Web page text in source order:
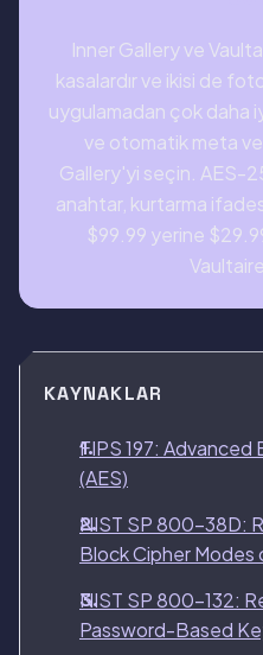
Inner Gallery ve
kasalardır ve ikisi de
uygulamadan çok daha
ve otomatik meta
Gallery'yi seçin. AES-
anahtar, kurtarma
$99.99 yerine
KAYNAKLAR
FIPS 197:
(AES)
NIST SP 800-38D:
Block Cipher
NIST SP 800-132:
Password-Based